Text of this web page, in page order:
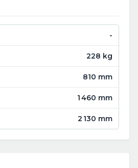
-
228 kg
810 mm
1 460 mm
2 130 mm